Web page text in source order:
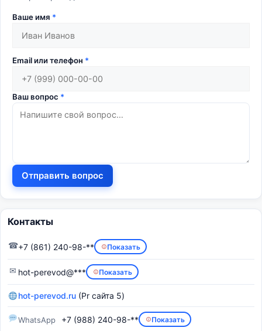
Ваше имя *
Email или телефон *
Ваш вопрос *
Отправить вопрос
Контакты
☎+7 (861) 240-98-** Показать
✉ hot-perevod@*** Показать
hot-perevod.ru (Pr сайта 5)
WhatsApp +7 (988) 240-98-** Показать